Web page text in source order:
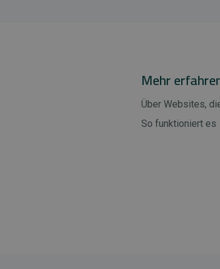
Mehr
Über Websites,
So funktioniert es